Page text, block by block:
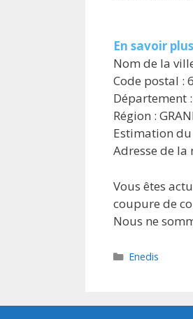
En savoir
Nom de la
Code postal :
Département
Région :
Estimation
Adresse de
Vous êtes
coupure de
Nous ne
Catégories
Enedis